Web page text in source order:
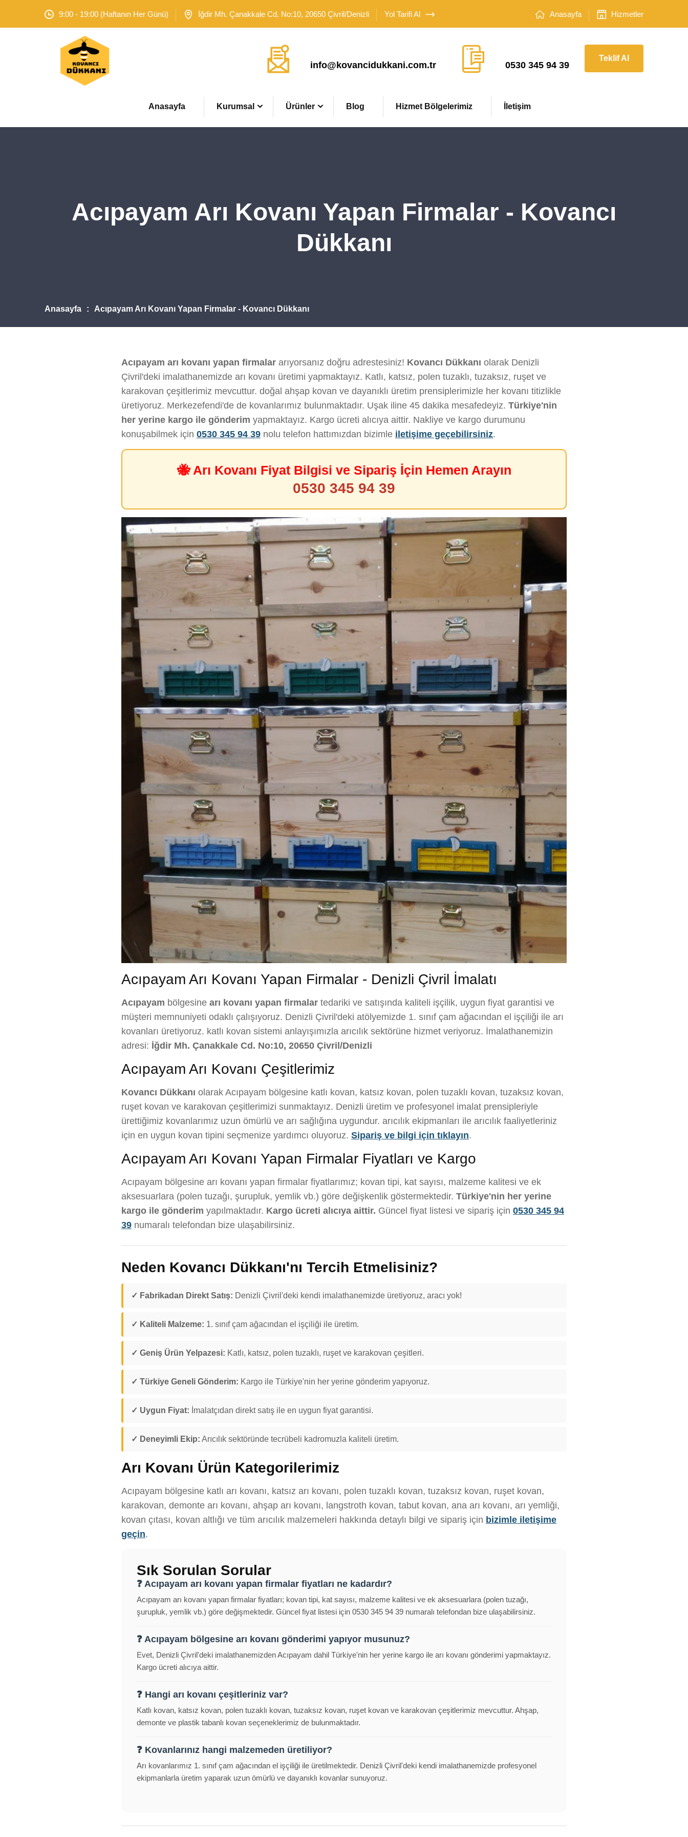
9:00 - 19:00 (Haftanın Her Günü) İğdir Mh. Çanakkale Cd. No:10, 20650 Çivril/Denizli Yol Tarifi Al Anasayfa Hizmetler
info@kovancidukkani.com.tr 0530 345 94 39
Teklif Al
Anasayfa Kurumsal Ürünler Blog Hizmet Bölgelerimiz İletişim
Acıpayam Arı Kovanı Yapan Firmalar - Kovancı
Dükkanı
Anasayfa Acıpayam Arı Kovanı Yapan Firmalar - Kovancı Dükkanı
Acıpayam arı kovanı yapan firmalar arıyorsanız doğru adrestesiniz! Kovancı Dükkanı olarak Denizli
Çivril'deki imalathanemizde arı kovanı üretimi yapmaktayız. Katlı, katsız, polen tuzaklı, tuzaksız, ruşet ve
karakovan çeşitlerimiz mevcuttur. doğal ahşap kovan ve dayanıklı üretim prensiplerimizle her kovanı titizlikle
üretiyoruz. Merkezefendi'de de kovanlarımız bulunmaktadır. Uşak iline 45 dakika mesafedeyiz. Türkiye'nin
her yerine kargo ile gönderim yapmaktayız. Kargo ücreti alıcıya aittir. Nakliye ve kargo durumunu
konuşabilmek için 0530 345 94 39 nolu telefon hattımızdan bizimle iletişime geçebilirsiniz.
🐝 Arı Kovanı Fiyat Bilgisi ve Sipariş İçin Hemen Arayın
0530 345 94 39
Acıpayam Arı Kovanı Yapan Firmalar - Denizli Çivril İmalatı
Acıpayam bölgesine arı kovanı yapan firmalar tedariki ve satışında kaliteli işçilik, uygun fiyat garantisi ve
müşteri memnuniyeti odaklı çalışıyoruz. Denizli Çivril'deki atölyemizde 1. sınıf çam ağacından el işçiliği ile arı
kovanları üretiyoruz. katlı kovan sistemi anlayışımızla arıcılık sektörüne hizmet veriyoruz. İmalathanemizin
adresi: İğdir Mh. Çanakkale Cd. No:10, 20650 Çivril/Denizli
Acıpayam Arı Kovanı Çeşitlerimiz
Kovancı Dükkanı olarak Acıpayam bölgesine katlı kovan, katsız kovan, polen tuzaklı kovan, tuzaksız kovan,
ruşet kovan ve karakovan çeşitlerimizi sunmaktayız. Denizli üretim ve profesyonel imalat prensipleriyle
ürettiğimiz kovanlarımız uzun ömürlü ve arı sağlığına uygundur. arıcılık ekipmanları ile arıcılık faaliyetleriniz
için en uygun kovan tipini seçmenize yardımcı oluyoruz. Sipariş ve bilgi için tıklayın.
Acıpayam Arı Kovanı Yapan Firmalar Fiyatları ve Kargo
Acıpayam bölgesine arı kovanı yapan firmalar fiyatlarımız; kovan tipi, kat sayısı, malzeme kalitesi ve ek
aksesuarlara (polen tuzağı, şurupluk, yemlik vb.) göre değişkenlik göstermektedir. Türkiye'nin her yerine
kargo ile gönderim yapılmaktadır. Kargo ücreti alıcıya aittir. Güncel fiyat listesi ve sipariş için 0530 345 94
39 numaralı telefondan bize ulaşabilirsiniz.
Neden Kovancı Dükkanı'nı Tercih Etmelisiniz?
✓ Fabrikadan Direkt Satış: Denizli Çivril'deki kendi imalathanemizde üretiyoruz, aracı yok!
✓ Kaliteli Malzeme: 1. sınıf çam ağacından el işçiliği ile üretim.
✓ Geniş Ürün Yelpazesi: Katlı, katsız, polen tuzaklı, ruşet ve karakovan çeşitleri.
✓ Türkiye Geneli Gönderim: Kargo ile Türkiye'nin her yerine gönderim yapıyoruz.
✓ Uygun Fiyat: İmalatçıdan direkt satış ile en uygun fiyat garantisi.
✓ Deneyimli Ekip: Arıcılık sektöründe tecrübeli kadromuzla kaliteli üretim.
Arı Kovanı Ürün Kategorilerimiz
Acıpayam bölgesine katlı arı kovanı, katsız arı kovanı, polen tuzaklı kovan, tuzaksız kovan, ruşet kovan,
karakovan, demonte arı kovanı, ahşap arı kovanı, langstroth kovan, tabut kovan, ana arı kovanı, arı yemliği,
kovan çıtası, kovan altlığı ve tüm arıcılık malzemeleri hakkında detaylı bilgi ve sipariş için bizimle iletişime
geçin.
Sık Sorulan Sorular
❓ Acıpayam arı kovanı yapan firmalar fiyatları ne kadardır?
Acıpayam arı kovanı yapan firmalar fiyatları; kovan tipi, kat sayısı, malzeme kalitesi ve ek aksesuarlara (polen tuzağı,
şurupluk, yemlik vb.) göre değişmektedir. Güncel fiyat listesi için 0530 345 94 39 numaralı telefondan bize ulaşabilirsiniz.
❓ Acıpayam bölgesine arı kovanı gönderimi yapıyor musunuz?
Evet, Denizli Çivril'deki imalathanemizden Acıpayam dahil Türkiye'nin her yerine kargo ile arı kovanı gönderimi yapmaktayız.
Kargo ücreti alıcıya aittir.
❓ Hangi arı kovanı çeşitleriniz var?
Katlı kovan, katsız kovan, polen tuzaklı kovan, tuzaksız kovan, ruşet kovan ve karakovan çeşitlerimiz mevcuttur. Ahşap,
demonte ve plastik tabanlı kovan seçeneklerimiz de bulunmaktadır.
❓ Kovanlarınız hangi malzemeden üretiliyor?
Arı kovanlarımız 1. sınıf çam ağacından el işçiliği ile üretilmektedir. Denizli Çivril'deki kendi imalathanemizde profesyonel
ekipmanlarla üretim yaparak uzun ömürlü ve dayanıklı kovanlar sunuyoruz.